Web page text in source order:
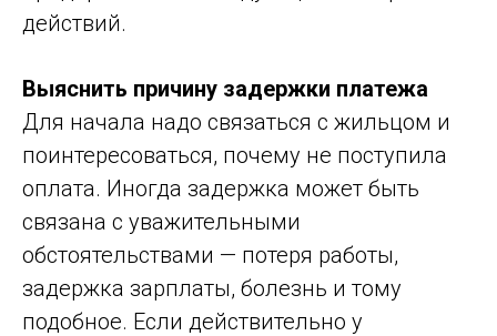
действий.
Выяснить причину задержки платежа
Для начала надо связаться с жильцом и
поинтересоваться, почему не поступила
оплата. Иногда задержка может быть
связана с уважительными
обстоятельствами — потеря работы,
задержка зарплаты, болезнь и тому
подобное. Если действительно у